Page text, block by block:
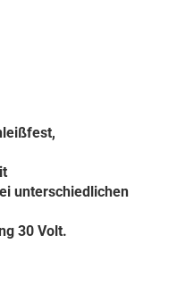
unterschiedlichen
30 Volt.